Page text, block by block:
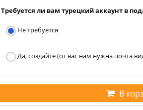
Требуется ли вам турецкий аккаунт в
Не требуется
Да, создайте (от вас нам нужна почта
В